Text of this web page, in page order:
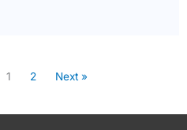
1 2 Next »